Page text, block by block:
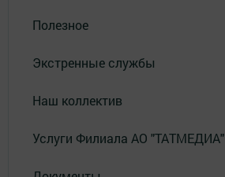
Полезное
Экстренные службы
Наш коллектив
Услуги Филиала АО "ТАТМЕДИА"